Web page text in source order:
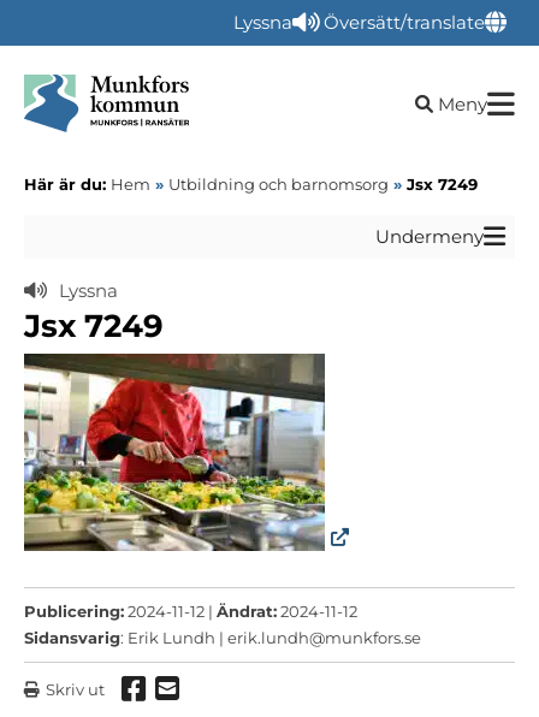
Lyssna Översätt/translate
Öppna
Meny
Här är du: Hem » Utbildning och barnomsorg » Jsx 7249
Undermeny
Lyssna
Jsx 7249
Publicering:2024-11-12 | Ändrat:2024-11-12
Sidansvarig: Erik Lundh | erik.lundh@munkfors.se
Skriv ut Dela via Facebook
Dela via mail